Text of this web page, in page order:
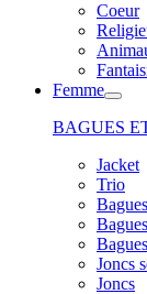
Coeur
Femme
BAGUES
Jacket
Trio
Joncs
Joncs